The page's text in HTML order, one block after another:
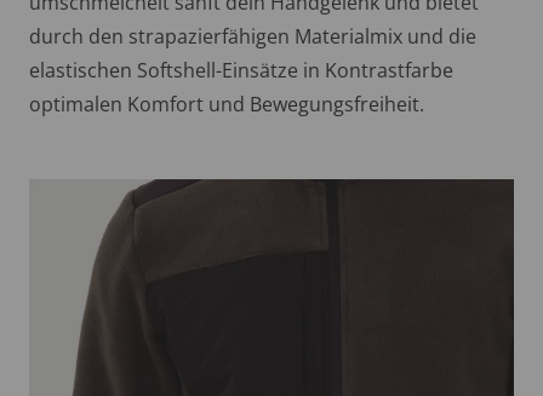
durch den strapazierfähigen Materialmix und die
elastischen Softshell-Einsätze in Kontrastfarbe
optimalen Komfort und Bewegungsfreiheit.